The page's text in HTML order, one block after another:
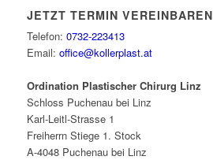
JETZT TERMIN VEREINBAREN
Telefon: 0732-223413
Email: office@kollerplast.at
Ordination Plastischer Chirurg Linz
Schloss Puchenau bei Linz
Karl-Leitl-Strasse 1
Freiherrn Stiege 1. Stock
A-4048 Puchenau bei Linz